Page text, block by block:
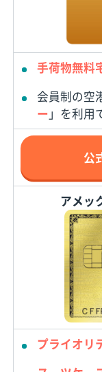
手荷物無料
会員制の空
ー 」を利用
公
アメッ
プライオリ